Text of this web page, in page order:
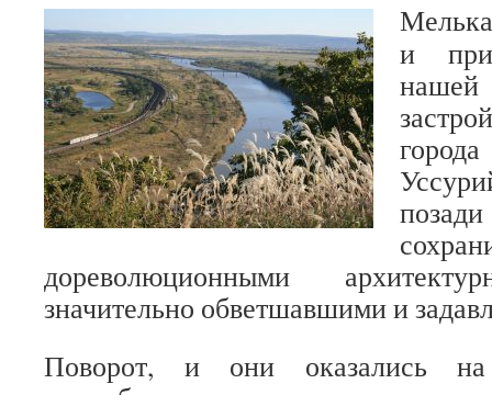
и
дореволюционными
значительно обветшавшими и
Поворот, и они оказались